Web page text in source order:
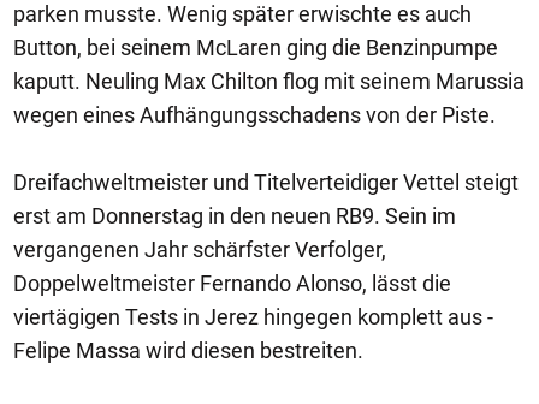
parken musste. Wenig später erwischte es auch
Button, bei seinem McLaren ging die Benzinpumpe
kaputt. Neuling Max Chilton flog mit seinem Marussia
wegen eines Aufhängungsschadens von der Piste.
Dreifachweltmeister und Titelverteidiger Vettel steigt
erst am Donnerstag in den neuen RB9. Sein im
vergangenen Jahr schärfster Verfolger,
Doppelweltmeister Fernando Alonso, lässt die
viertägigen Tests in Jerez hingegen komplett aus -
Felipe Massa wird diesen bestreiten.